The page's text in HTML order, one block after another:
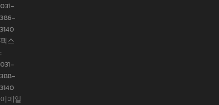
031-
386-
3140
팩스
:
031-
388-
3140
이메일